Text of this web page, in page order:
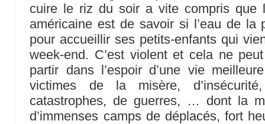
cuire le riz du soir a vite compris que
américaine est de savoir si l’eau de la
pour accueillir ses petits-enfants qui
week-end. C’est violent et cela ne
partir dans l’espoir d’une vie
victimes de la misère,
catastrophes, de guerres, … dont la
d’immenses camps de déplacés, fort